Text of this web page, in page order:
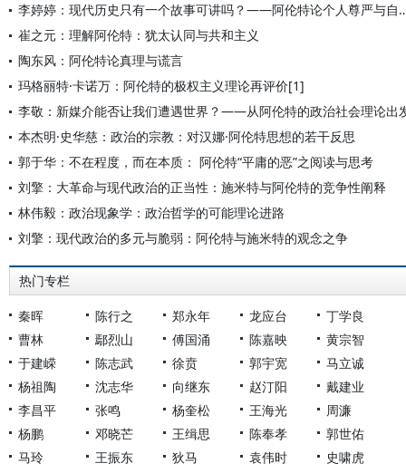
李婷婷：现代历史只有一个故事
崔之元：理解阿伦特：犹太认同与共和主义
陶东风：阿伦特论真理与谎言
玛格丽特·卡诺万：阿伦特的极权主义理论再评价[1]
李敬：新媒介能否让我们遭遇世界？——从阿伦特的政治社会理论出
本杰明·史华慈：政治的宗教：对汉娜·阿伦特思想的若干反思
郭于华：不在程度，而在本质： 阿伦特“平庸的恶”之阅读与思考
刘擎：大革命与现代政治的正当性：施米特与阿伦特的竞争性阐释
林伟毅：政治现象学：政治哲学的可能理论进路
刘擎：现代政治的多元与脆弱：阿伦特与施米特的观念之争
热门专栏
秦晖 陈行之 郑永年 龙应台
丁学良
曹林
鄢烈山 傅国涌 陈嘉映
黄宗智
于建嵘
陈志武 徐贲 郭宇宽
马立诚
杨祖陶
沈志华 向继东 赵汀阳
戴建业
李昌平
张鸣 杨奎松 王海光
周濂
杨鹏
邓晓芒 王缉思 陈奉孝
郭世佑
马玲
王振东 狄马 袁伟时
史啸虎